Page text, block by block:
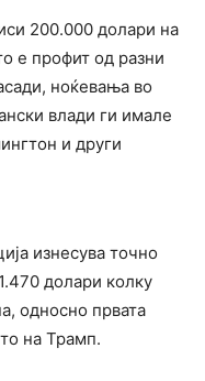
200.000 долари на
е профит од разни
ноќевања во
влади ги имале
и други
изнесува точно
долари колку
односно првата
на Трамп.